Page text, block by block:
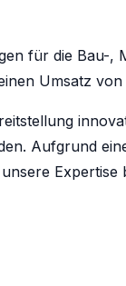
für die Bau-,
Umsatz
Aufgrund
Expertise